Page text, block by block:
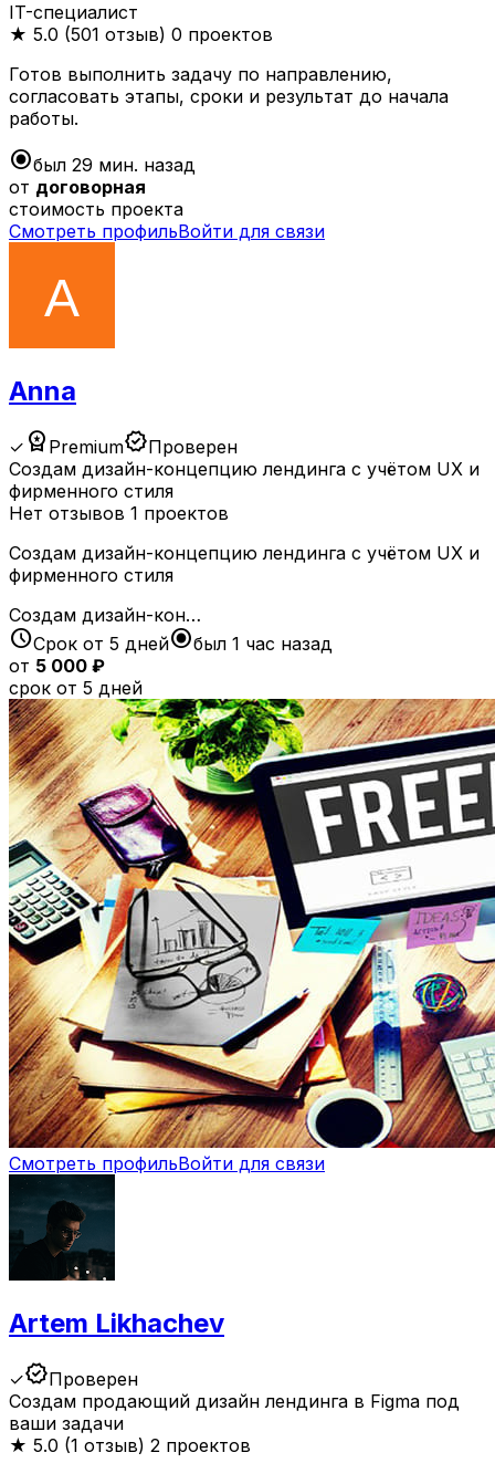
IT-специалист
★ 5.0 (501 отзыв) 0 проектов
Готов выполнить задачу по направлению,
согласовать этапы, сроки и результат до начала
работы.
radio_button_checkedбыл 29 мин. назад
от договорная
стоимость проекта
Смотреть профильВойти для связи
Anna
✓ workspace_premium PremiumverifiedПроверен
Создам дизайн-концепцию лендинга с учётом UX и
фирменного стиля
Нет отзывов 1 проектов
Создам дизайн-концепцию лендинга с учётом UX и
фирменного стиля
Создам дизайн-кон…
scheduleСрок от 5 днейradio_button_checkedбыл 1 час назад
от 5 000 ₽
срок от 5 дней
Смотреть профильВойти для связи
Artem Likhachev
✓verifiedПроверен
Создам продающий дизайн лендинга в Figma под
ваши задачи
★ 5.0 (1 отзыв) 2 проектов